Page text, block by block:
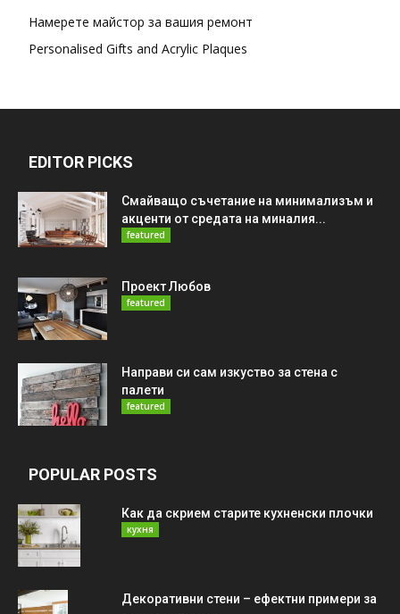
Намерете майстор за вашия ремонт
Personalised Gifts and Acrylic Plaques
EDITOR PICKS
Смайващо съчетание на минимализъм и
акценти от средата на миналия...
featured
Проект Любов
featured
Направи си сам изкуство за стена с
палети
featured
POPULAR POSTS
Как да скрием старите кухненски плочки
кухня
Декоративни стени – ефектни примери за